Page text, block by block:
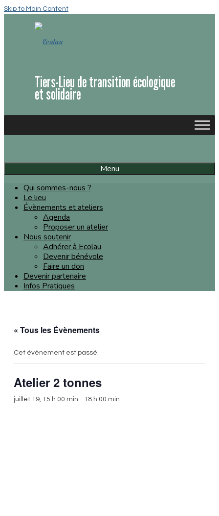
Skip to Main Content
Tiers-Lieu de transition écologique
et solidaire
Menu
Qui sommes-nous ?
Le lieu
Évènements et ateliers
Agenda
Proposer un atelier
Nous soutenir
Adhérer à Ecolau
Devenir bénévole
Faire un don
Devenir partenaire
Infos Pratiques
« Tous les Évènements
Cet évènement est passé.
Atelier 2 tonnes
juillet 19, 15 h 00 min - 18 h 00 min